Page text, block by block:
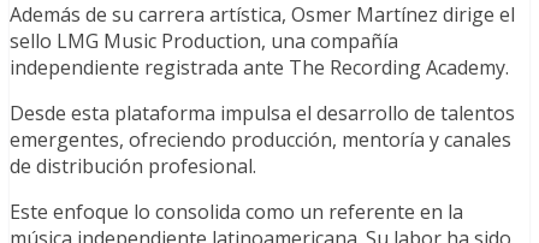
Además de su carrera artística, Osmer Martínez dirige el
sello LMG Music Production, una compañía
independiente registrada ante The Recording Academy.
Desde esta plataforma impulsa el desarrollo de talentos
emergentes, ofreciendo producción, mentoría y canales
de distribución profesional.
Este enfoque lo consolida como un referente en la